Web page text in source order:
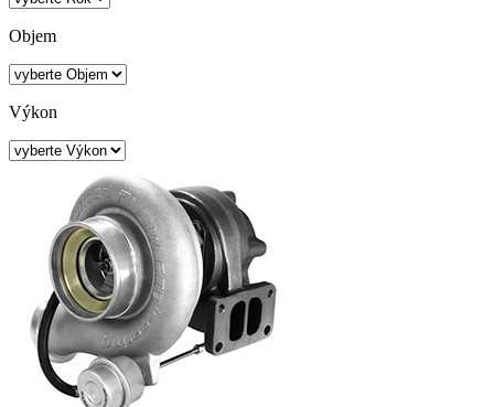
Objem
Výkon